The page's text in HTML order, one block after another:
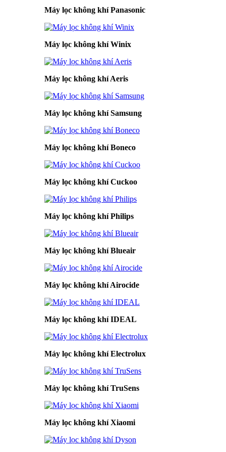
Máy lọc không khí Panasonic
Máy lọc không khí Winix
Máy lọc không khí Aeris
Máy lọc không khí Samsung
Máy lọc không khí Boneco
Máy lọc không khí Cuckoo
Máy lọc không khí Philips
Máy lọc không khí Blueair
Máy lọc không khí Airocide
Máy lọc không khí IDEAL
Máy lọc không khí Electrolux
Máy lọc không khí TruSens
Máy lọc không khí Xiaomi